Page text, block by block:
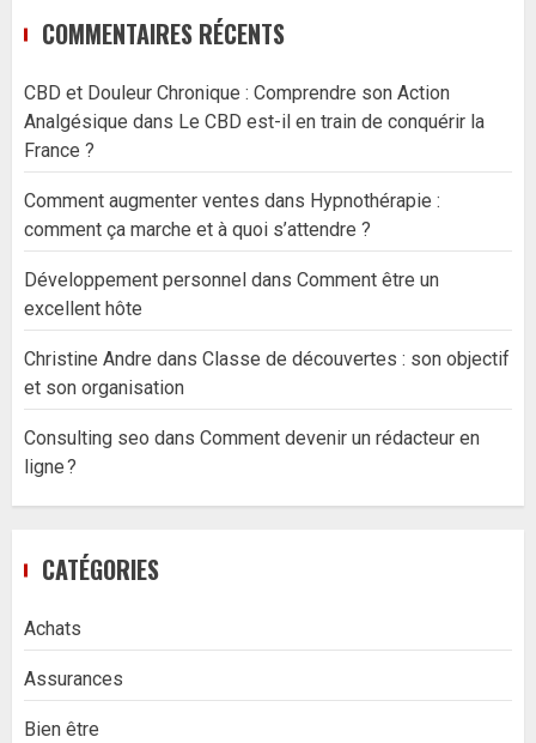
COMMENTAIRES RÉCENTS
CBD et Douleur Chronique : Comprendre son Action
Analgésique dans Le CBD est-il en train de conquérir la
France ?
Comment augmenter ventes dans Hypnothérapie :
comment ça marche et à quoi s’attendre ?
Développement personnel dans Comment être un
excellent hôte
Christine Andre dans Classe de découvertes : son objectif
et son organisation
Consulting seo dans Comment devenir un rédacteur en
ligne ?
CATÉGORIES
Achats
Assurances
Bien être